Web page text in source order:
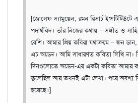
[জোসেফ স্যামুয়েল, রমন রিসার্চ ইন্সটিটিউটে
পদার্থবিদ। তাঁর নিজের কথায় – সঙ্গীত ও
বেশি। আমার প্রিয় কবিরা যথাক্রমে – জন ডান,
এচ অডেন। আমি সাধারণত কবিতা লিখি না।
দিনগুলোতে অডেন-এর একটা কবিতা আমার
তুলেছিল আর তখনই এটা লেখা। পরে অবশ্য
হয়েছে।]